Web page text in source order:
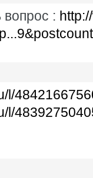
вопрос :
l/
l/